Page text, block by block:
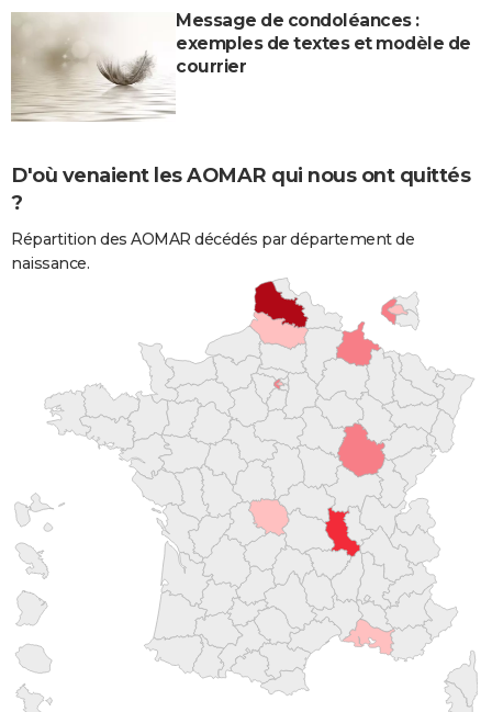
Message de condoléances :
exemples de textes et modèle de
courrier
D'où venaient les AOMAR qui nous ont quittés
?
Répartition des AOMAR décédés par département de
naissance.